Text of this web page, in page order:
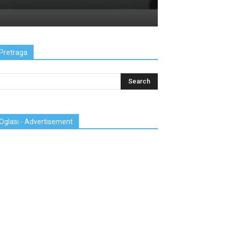
Pretraga
- Advertisement